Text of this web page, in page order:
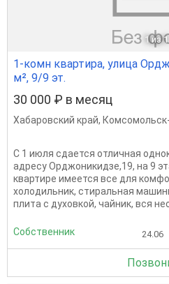
1 из 1
1-комн квартира, улица
м², 9/9 эт.
30 000 ₽ в месяц
Хабаровский край,
С 1 июля сдается отличная
адресу Орджоникидзе,19, на 9
квартире имеется все для
холодильник, стиральная
плита с духовкой, чайник, вся
Собственник 24.06